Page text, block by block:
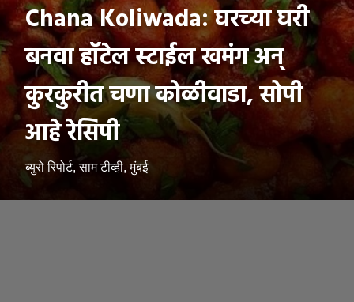
Chana Koliwada: घरच्या घरी
बनवा हॉटेल स्टाईल खमंग अन्
कुरकुरीत चणा कोळीवाडा, सोपी
आहे रेसिपी
ब्युरो रिपोर्ट, साम टीव्ही, मुंबई